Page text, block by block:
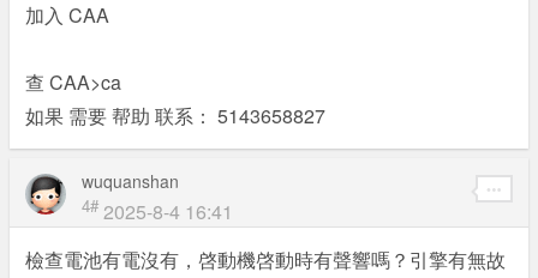
加入 CAA
查 CAA>ca
如果 需要 帮助 联系： 5143658827
wuquanshan
4# 2025-8-4 16:41
檢查電池有電沒有，啓動機啓動時有聲響嗎？引擎有無故